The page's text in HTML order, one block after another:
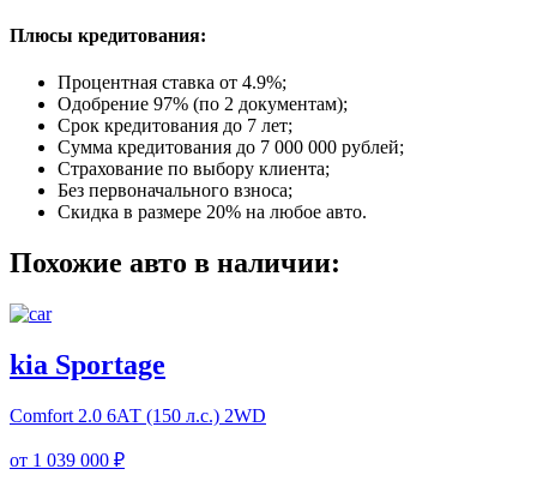
Плюсы кредитования:
Процентная ставка от 4.9%;
Одобрение 97% (по 2 документам);
Срок кредитования до 7 лет;
Сумма кредитования до 7 000 000 рублей;
Страхование по выбору клиента;
Без первоначального взноса;
Скидка в размере 20% на любое авто.
Похожие авто в наличии:
kia Sportage
Comfort 2.0 6АТ (150 л.с.) 2WD
от 1 039 000 ₽